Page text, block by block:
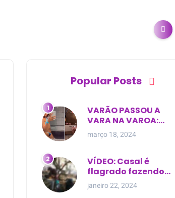
Popular Posts
VARÃO PASSOU A
VARA NA VAROA:
Esposa de pregador
evangélico descobre
extra-conjugal
março 18, 2024
VÍDEO: Casal é
flagrado fazendo
sexo dentro de
cemitério, em cima
janeiro 22, 2024